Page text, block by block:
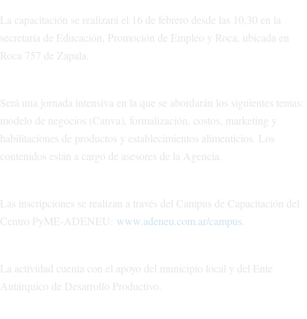
La capacitación se realizará el 16 de febrero desde las 10,30 en la
secretaría de Educación, Promoción de Empleo y Roca, ubicada en
Roca 757 de Zapala.
Será una jornada intensiva en la que se abordarán los siguientes temas:
modelo de negocios (Canva), formalización, costos, marketing y
habilitaciones de productos y establecimientos alimenticios. Los
contenidos están a cargo de asesores de la Agencia.
Las inscripciones se realizan a través del Campus de Capacitación del
Centro PyME-ADENEU: www.adeneu.com.ar/campus
La actividad cuenta con el apoyo del municipio local y del Ente
Autárquico de Desarrollo Productivo.